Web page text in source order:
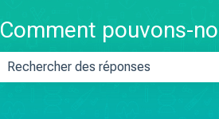
Comment pouvons-